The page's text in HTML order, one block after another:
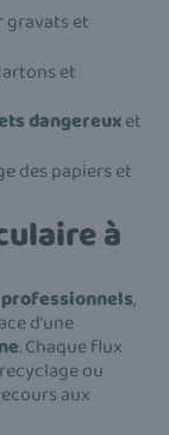
gravats et
et
dangereuxet
des papiers et
à
,
d’une
. Chaque flux
ou
aux